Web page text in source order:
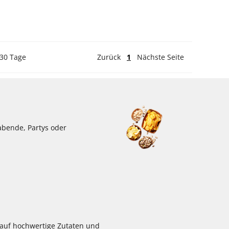
Tage Zurück 1 Nächste Seite
Partys oder
hochwertige Zutaten und